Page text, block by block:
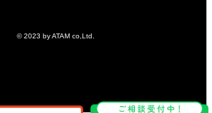
© 2023 by ATAM co,Ltd.